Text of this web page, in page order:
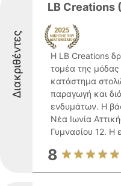
Διακριθέντες
LB Creations
Η LB Creations
τομέα της μόδας
κατάστημα
παραγωγή και
ενδυμάτων. Η
Νέα Ιωνία
Γυμνασίου 12. Η
8